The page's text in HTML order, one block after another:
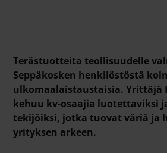
Terästuotteita teollisuudelle
Seppäkosken henkilöstöstä
ulkomaalaistaustaisia. Yrittäjä
kehuu kv-osaajia luotettaviksi
tekijöiksi, jotka tuovat väriä ja
yrityksen arkeen.